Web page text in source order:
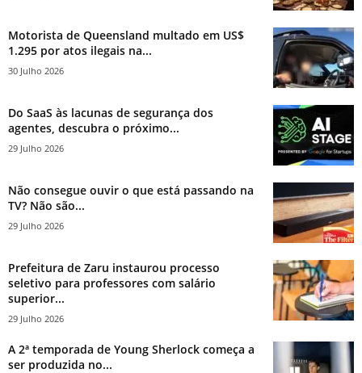
Motorista de Queensland multado em US$
1.295 por atos ilegais na...
30 Julho 2026
Do SaaS às lacunas de segurança dos
agentes, descubra o próximo...
29 Julho 2026
Não consegue ouvir o que está passando na
TV? Não são...
29 Julho 2026
Prefeitura de Zaru instaurou processo
seletivo para professores com salário
superior...
29 Julho 2026
A 2ª temporada de Young Sherlock começa a
ser produzida no...